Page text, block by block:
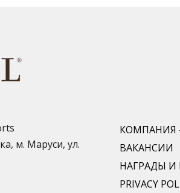
м. Маруси, ул.
КОМПАНИЯ
ВАКАНСИИ
НАГРАДЫ И
PRIVACY